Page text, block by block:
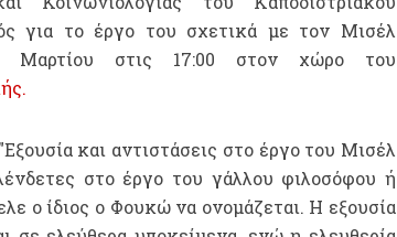
για το έργο του σχετικά με τον Μισέλ
Μαρτίου στις 17:00 στον χώρο του
και αντιστάσεις στο έργο του Μισέλ
στο έργο του γάλλου φιλοσόφου ή
ο ίδιος ο Φουκώ να ονομάζεται. Η εξουσία